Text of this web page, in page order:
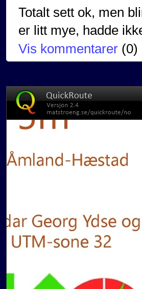
Totalt sett ok, men
er litt mye, hadde
Vis kommentarer (0)